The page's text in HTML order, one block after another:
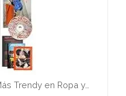
Trendy en Ropa y…